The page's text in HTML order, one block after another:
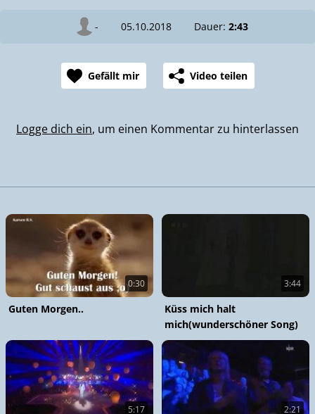
- 05.10.2018 Dauer: 2:43
Gefällt mir Video teilen
Logge dich ein, um einen Kommentar zu hinterlassen
0:30
Guten Morgen..
3:44
Küss mich halt
mich(wunderschöner Song)
5:17 2:21